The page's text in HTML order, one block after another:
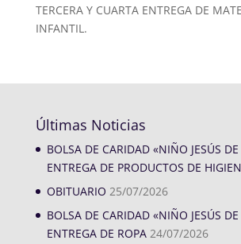
TERCERA Y CUARTA ENTREGA DE
INFANTIL.
Últimas Noticias
BOLSA DE CARIDAD «NIÑO JESÚS
ENTREGA DE PRODUCTOS DE
OBITUARIO 25/07/2026
BOLSA DE CARIDAD «NIÑO JESÚS
ENTREGA DE ROPA 24/07/2026